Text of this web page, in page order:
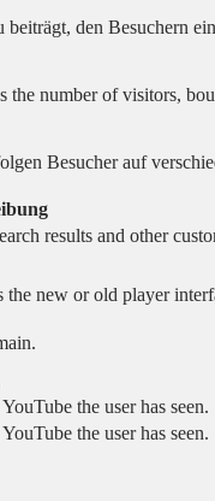
den Besuchern
number of visitors,
Besucher auf
results and other
the new or old player
the user has seen.
the user has seen.